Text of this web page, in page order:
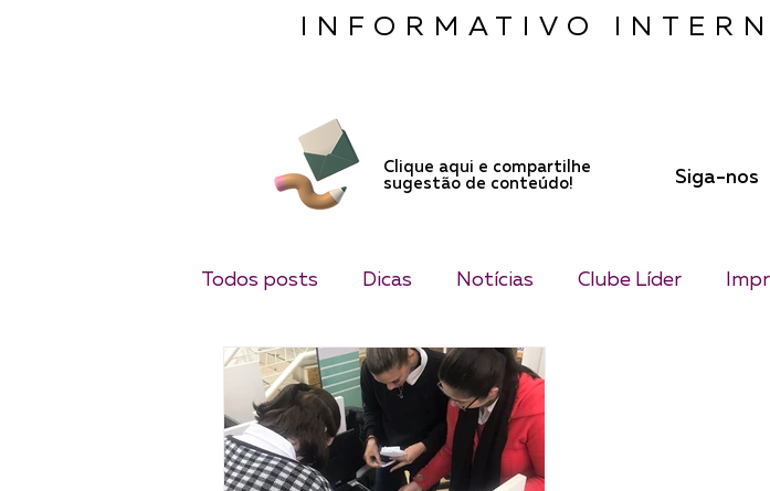
INFORMATIVO
Clique aqui e compartilhe
sugestão de conteúdo! Siga-nos
Todos posts Dicas Notícias Clube Líder